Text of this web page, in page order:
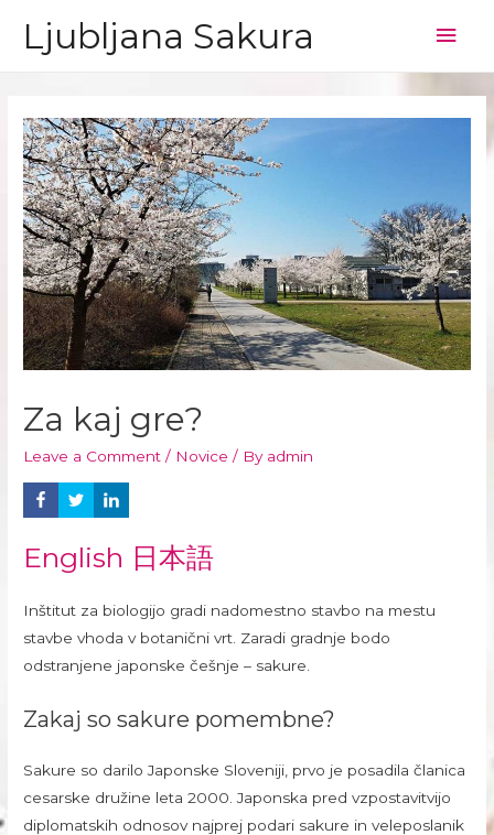
Ljubljana Sakura
Za kaj gre?
Leave a Comment / Novice / By admin
English 日本語
Inštitut za biologijo gradi nadomestno stavbo na mestu
stavbe vhoda v botanični vrt. Zaradi gradnje bodo
odstranjene japonske češnje – sakure.
Zakaj so sakure pomembne?
Sakure so darilo Japonske Sloveniji, prvo je posadila članica
cesarske družine leta 2000. Japonska pred vzpostavitvijo
diplomatskih odnosov najprej podari sakure in veleposlanik